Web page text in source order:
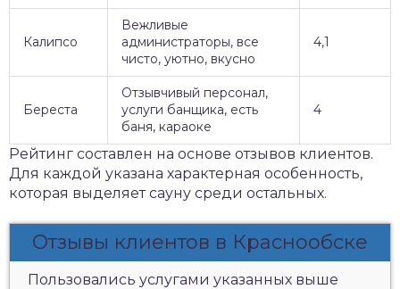
Калипсо
Вежливые
администраторы, все
чисто, уютно, вкусно
4,1
Береста
Отзывчивый персонал,
услуги банщика, есть
баня, караоке
4
Рейтинг составлен на основе отзывов клиентов.
Для каждой указана характерная особенность,
которая выделяет сауну среди остальных.
Отзывы клиентов в Краснообске
Пользовались услугами указанных выше